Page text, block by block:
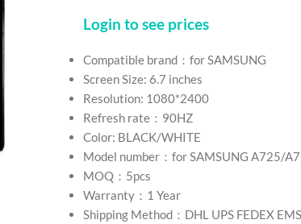
Login to see prices
Compatible brand：for SAMSUNG
Screen Size: 6.7 inches
Resolution: 1080*2400
Refresh rate：90HZ
Color: BLACK/WHITE
Model number：for SAMSUNG A725/
MOQ：5pcs
Warranty：1 Year
Shipping Method：DHL UPS FEDEX EMS